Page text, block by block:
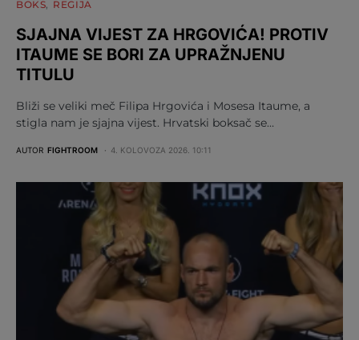
BOKS REGIJA
SJAJNA VIJEST ZA HRGOVIĆA! PROTIV
ITAUME SE BORI ZA UPRAŽNJENU
TITULU
Bliži se veliki meč Filipa Hrgovića i Mosesa Itaume, a
stigla nam je sjajna vijest. Hrvatski boksač se…
AUTOR FIGHTROOM 4. KOLOVOZA 2026. 10:11